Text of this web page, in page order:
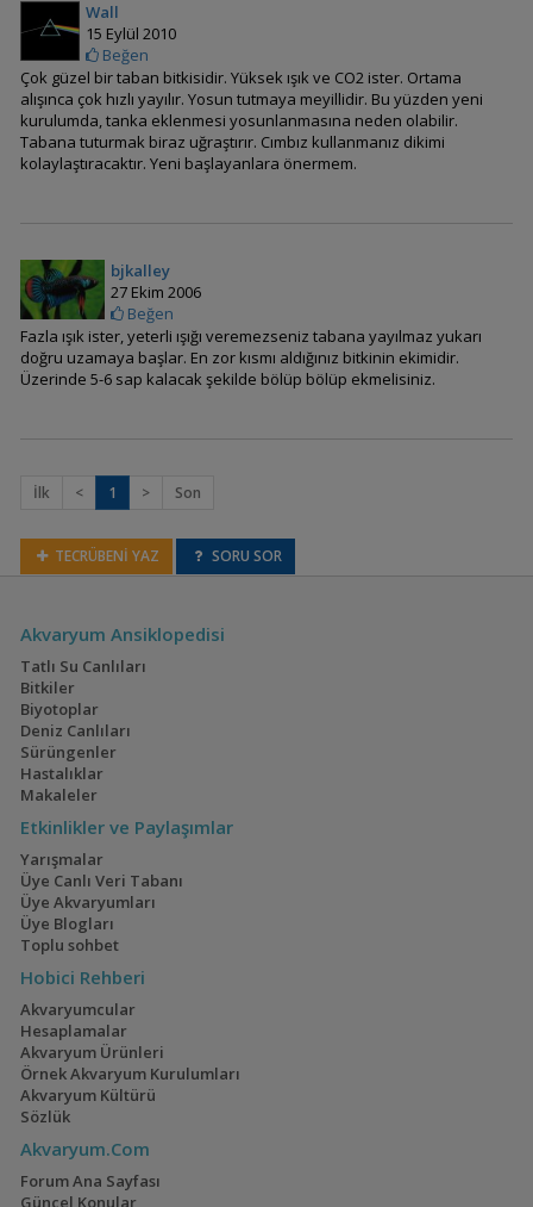
Egeria densa (Eledoa)
Wall
15 Eylül 2010
Beğen
Çok güzel bir taban bitkisidir. Yüksek ışık ve CO2 ister. Ortama
alışınca çok hızlı yayılır. Yosun tutmaya meyillidir. Bu yüzden yeni
kurulumda, tanka eklenmesi yosunlanmasına neden olabilir.
Tabana tuturmak biraz uğraştırır. Cımbız kullanmanız dikimi
kolaylaştıracaktır. Yeni başlayanlara önermem.
bjkalley
27 Ekim 2006
Beğen
Fazla ışık ister, yeterli ışığı veremezseniz tabana yayılmaz yukarı
doğru uzamaya başlar. En zor kısmı aldığınız bitkinin ekimidir.
Üzerinde 5-6 sap kalacak şekilde bölüp bölüp ekmelisiniz.
İlk < 1 > Son
TECRÜBENİ YAZ SORU SOR
Akvaryum Ansiklopedisi
Tatlı Su Canlıları
Bitkiler
Biyotoplar
Deniz Canlıları
Sürüngenler
Hastalıklar
Makaleler
Etkinlikler ve Paylaşımlar
Yarışmalar
Üye Canlı Veri Tabanı
Üye Akvaryumları
Üye Blogları
Toplu sohbet
Hobici Rehberi
Akvaryumcular
Hesaplamalar
Akvaryum Ürünleri
Örnek Akvaryum Kurulumları
Akvaryum Kültürü
Sözlük
Akvaryum.Com
Forum Ana Sayfası
Güncel Konular